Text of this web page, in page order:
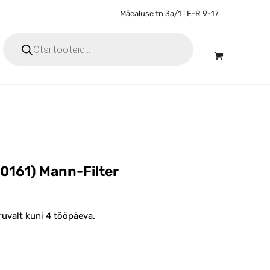
Mäealuse tn 3a/1 | E-R 9-17
search
Mann-Filter
kuni 4 tööpäeva.